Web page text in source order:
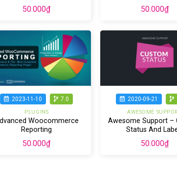
50.000₫ 50.000₫
2023-11-10 7.0
PLUGINS
Woocommerce
Reporting
50.000₫
2020-09-21
AWESOME
Awesome Support –
Status And
50.000₫